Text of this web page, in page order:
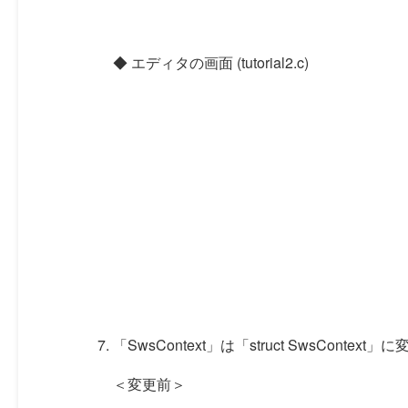
◆ エディタの画面 (tutorial2.c)
「SwsContext」は「struct SwsContext」に
＜変更前＞